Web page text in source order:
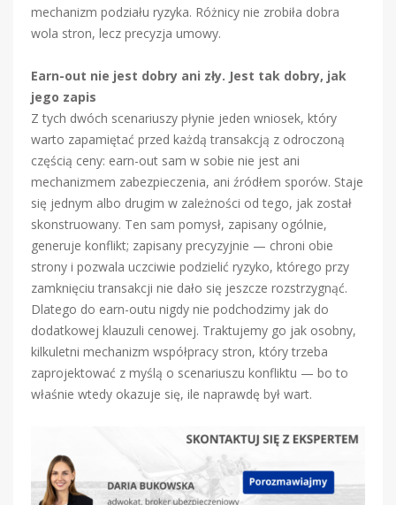
mechanizm podziału ryzyka. Różnicy nie zrobiła dobra
wola stron, lecz precyzja umowy.
Earn-out nie jest dobry ani zły. Jest tak dobry, jak
jego zapis
Z tych dwóch scenariuszy płynie jeden wniosek, który
warto zapamiętać przed każdą transakcją z odroczoną
częścią ceny: earn-out sam w sobie nie jest ani
mechanizmem zabezpieczenia, ani źródłem sporów. Staje
się jednym albo drugim w zależności od tego, jak został
skonstruowany. Ten sam pomysł, zapisany ogólnie,
generuje konflikt; zapisany precyzyjnie — chroni obie
strony i pozwala uczciwie podzielić ryzyko, którego przy
zamknięciu transakcji nie dało się jeszcze rozstrzygnąć.
Dlatego do earn-outu nigdy nie podchodzimy jak do
dodatkowej klauzuli cenowej. Traktujemy go jak osobny,
kilkuletni mechanizm współpracy stron, który trzeba
zaprojektować z myślą o scenariuszu konfliktu — bo to
właśnie wtedy okazuje się, ile naprawdę był wart.